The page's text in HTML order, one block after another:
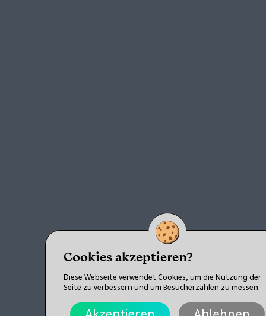
Cookies akzeptieren?
Diese Webseite verwendet Cookies, um die Nutzung der
Seite zu verbessern und um Besucherzahlen zu messen.